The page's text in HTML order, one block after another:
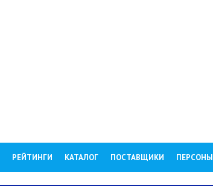
РЕЙТИНГИ КАТАЛОГ ПОСТАВЩИКИ ПЕРСОНЫ